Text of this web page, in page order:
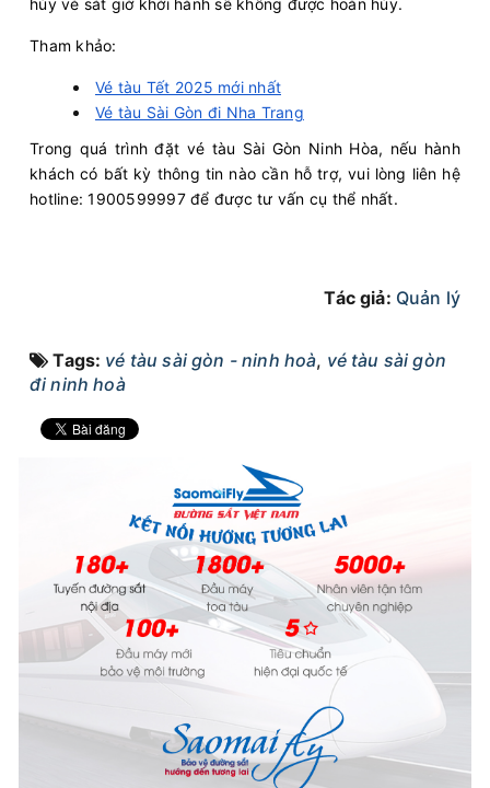
hủy vé sát giờ khởi hành sẽ không được hoàn hủy.
Tham khảo:
Vé tàu Tết 2025 mới nhất
Vé tàu Sài Gòn đi Nha Trang
Trong quá trình đặt vé tàu Sài Gòn Ninh Hòa, nếu hành
khách có bất kỳ thông tin nào cần hỗ trợ, vui lòng liên hệ
hotline: 1900599997 để được tư vấn cụ thể nhất.
Tác giả: Quản lý
Tags: vé tàu sài gòn - ninh hoà, vé tàu sài gòn
đi ninh hoà